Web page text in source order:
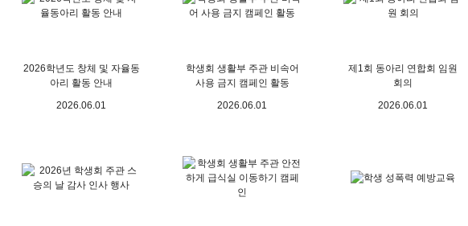
2026학년도 창체 및 자율동
아리 활동 안내
2026.06.01
학생회 생활부 주관 비속어
사용 금지 캠페인 활동
2026.06.01
제1회 동아리 연합회 임원
회의
2026.06.01